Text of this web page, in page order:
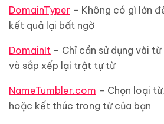
DomainTyper – Không có gì lớn
kết quả lại bất ngờ
DomainIt – Chỉ cần sử dụng vài
và sắp xếp lại trật tự từ
NameTumbler.com – Chọn loại
hoặc kết thúc trong từ của bạn